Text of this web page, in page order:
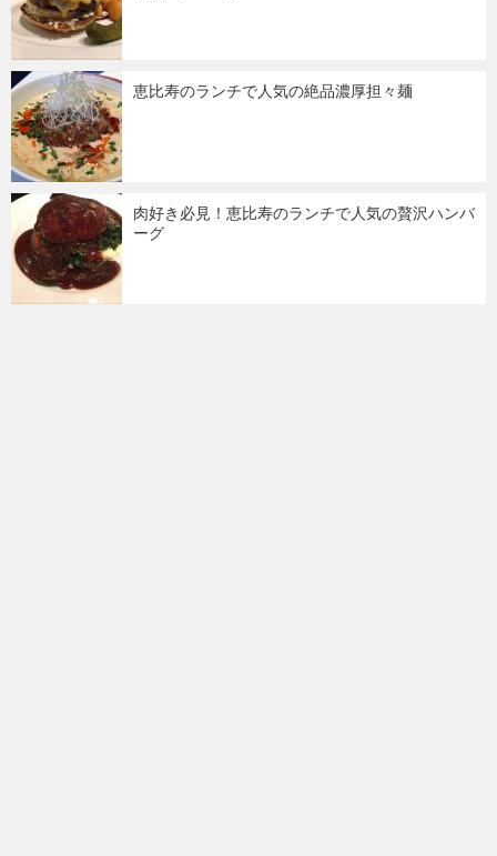
恵比寿のランチで人気の絶品濃厚担々麺
肉好き必見！恵比寿のランチで人気の贅沢ハンバ
ーグ